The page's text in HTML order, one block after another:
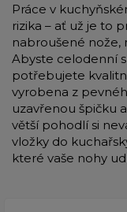
Práce v
rizika – ať už je to
nabroušené nože,
Abyste celodenní
potřebujete
vyrobena z
uzavřenou špičku
větší pohodlí si
vložky do
které vaše nohy